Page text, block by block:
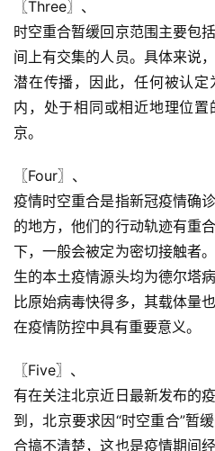
〖Three〗、
时空重合暂缓回京范围主要包
间上有交集的人员。具体来说
潜在传播，因此，任何被认
内，处于相同或相近地理位
京。
〖Four〗、
疫情时空重合是指新冠疫情确
的地方，他们的行动轨迹有重
下，一般会被定为密切接触者
生的本土疫情源头均为德尔塔
比原始病毒快得多，其载体量
在疫情防控中具有重要意义。
〖Five〗、
有在关注北京近日最新发布的
到，北京要求因“时空重合”暂
合搞不清楚，这也是疫情期间